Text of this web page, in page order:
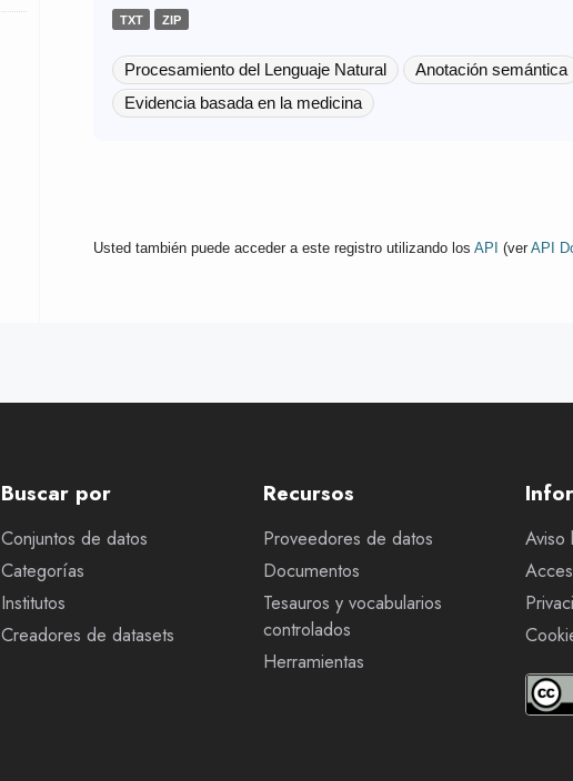
TXT ZIP
Procesamiento del Lenguaje Natural Anotación semántica
Evidencia basada en la medicina
Usted también puede acceder a este registro utilizando los API (ver API
Buscar por
Conjuntos de datos
Categorías
Institutos
Creadores de datasets
Recursos
Proveedores de datos
Documentos
Tesauros y vocabularios
controlados
Herramientas
Aviso